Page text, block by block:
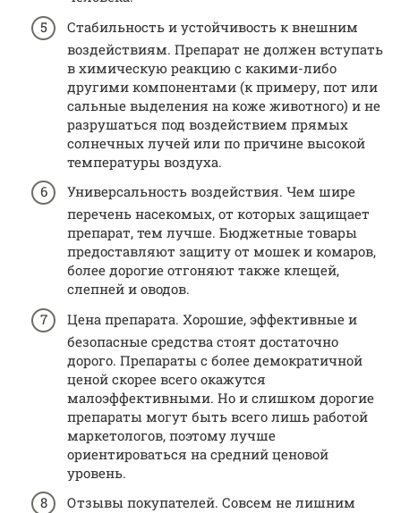
Стабильность и устойчивость к внешним
воздействиям. Препарат не должен вступать
в химическую реакцию с какими-либо
другими компонентами (к примеру, пот или
сальные выделения на коже животного) и не
разрушаться под воздействием прямых
солнечных лучей или по причине высокой
температуры воздуха.
Универсальность воздействия. Чем шире
перечень насекомых, от которых защищает
препарат, тем лучше. Бюджетные товары
предоставляют защиту от мошек и комаров,
более дорогие отгоняют также клещей,
слепней и оводов.
Цена препарата. Хорошие, эффективные и
безопасные средства стоят достаточно
дорого. Препараты с более демократичной
ценой скорее всего окажутся
малоэффективными. Но и слишком дорогие
препараты могут быть всего лишь работой
маркетологов, поэтому лучше
ориентироваться на средний ценовой
уровень.
Отзывы покупателей. Совсем не лишним